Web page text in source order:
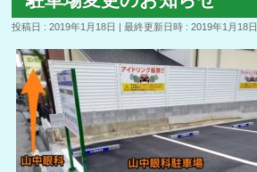
投稿日 : 2019年1月18日 最終更新日時 : 2019年1月18日